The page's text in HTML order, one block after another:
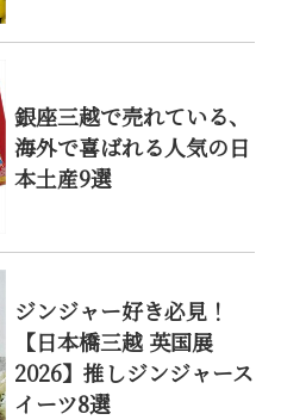
銀座三越で売れている、
海外で喜ばれる人気の日
本土産9選
ジンジャー好き必見！
【日本橋三越 英国展
2026】推しジンジャース
イーツ8選